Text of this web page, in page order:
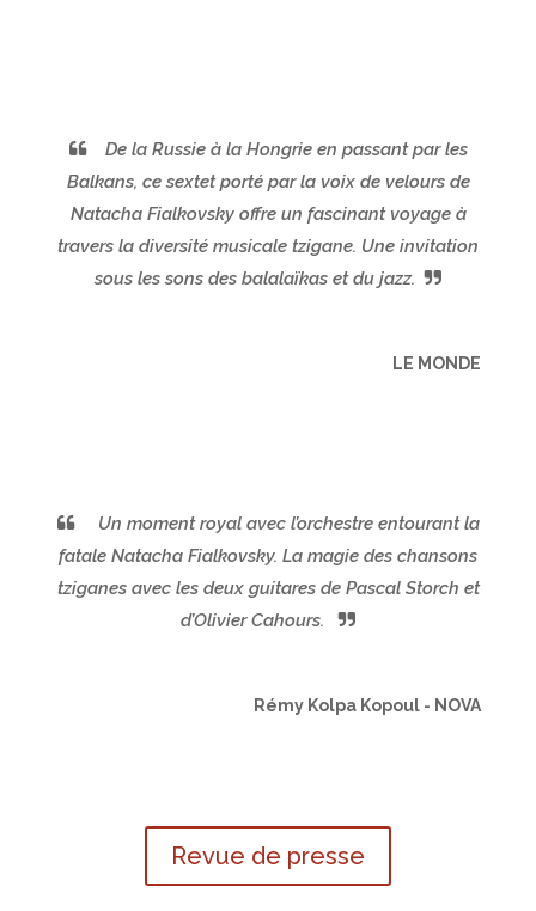
De la Russie à la Hongrie en passant par les
Balkans, ce sextet porté par la voix de velours de
Natacha Fialkovsky offre un fascinant voyage à
travers la diversité musicale tzigane. Une invitation
sous les sons des balalaïkas et du jazz.
LE MONDE
Un moment royal avec l’orchestre entourant la
fatale Natacha Fialkovsky. La magie des chansons
tziganes avec les deux guitares de Pascal Storch et
d’Olivier Cahours.
Rémy Kolpa Kopoul - NOVA
Revue de presse